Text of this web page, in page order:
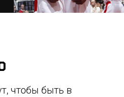
чтобы быть в